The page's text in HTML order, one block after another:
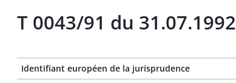
T 0043/91 du 31.07.1992
Identifiant européen de la jurisprudence